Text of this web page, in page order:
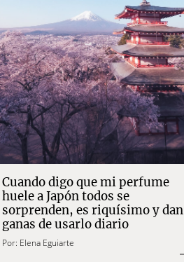
Cuando digo que mi perfume
huele a Japón todos se
sorprenden, es riquísimo y dan
ganas de usarlo diario
Por: Elena Eguiarte